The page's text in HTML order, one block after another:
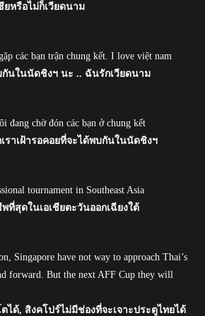
ยหรือไม่ก็เวียดนาม
các bạn trận chung kết. I love việt nam
นในนัดชิงฯ นะ .. ฉันรักเวียดนาม
đang chờ đón các bạn ở chung kết
ราเฝ้ารอคอยที่จะได้พบกันในนัดชิงฯ
tournament in Southeast Asia
ที่สุดในเอเชียตะวันออกเฉียงใต้
Singapore have not way to approach Thai’s
forward. But the next AFF Cup they will
ได้, สิงคโปร์ไม่มีช่องที่จะเจาะประตูไทยได้